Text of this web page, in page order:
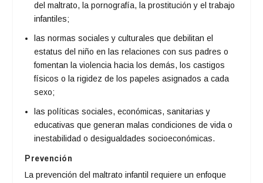
del maltrato, la pornografía, la prostitución y el trabajo
infantiles;
las normas sociales y culturales que debilitan el
estatus del niño en las relaciones con sus padres o
fomentan la violencia hacia los demás, los castigos
físicos o la rigidez de los papeles asignados a cada
sexo;
las políticas sociales, económicas, sanitarias y
educativas que generan malas condiciones de vida o
inestabilidad o desigualdades socioeconómicas.
Prevención
La prevención del maltrato infantil requiere un enfoque